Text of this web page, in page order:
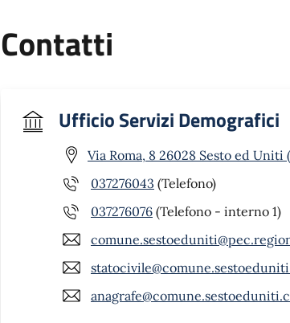
Contatti
Ufficio Servizi Demografici
Via Roma, 8 26028 Sesto ed Uniti
037276043 (Telefono)
037276076 (Telefono - interno 1)